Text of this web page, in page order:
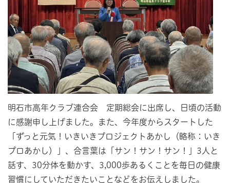
明石市高年クラブ連合会 定期総会に出席し、日頃の活動
に感謝申し上げました。また、今年度からスタートした
「ずっと元気！いきいきプロジェクトあかし（略称：いき
プロあかし）」、合言葉は「サン！サン！サン！」3人と
話す、30分体を動かす、3,000歩あるくことを毎日の健康
習慣にしていただきたいことなどをお伝えしました。